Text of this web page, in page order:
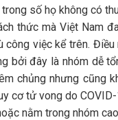
số họ không có
thức mà Việt Nam
việc kể trên.
bởi đây là nhóm dễ
chủng nhưng cũng
cơ tử vong do
nằm trong nhóm